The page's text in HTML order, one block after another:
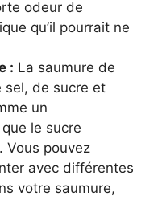
odeur de
qu’il pourrait ne
: La saumure de
sel, de sucre et
un
le sucre
Vous pouvez
avec différentes
votre saumure,